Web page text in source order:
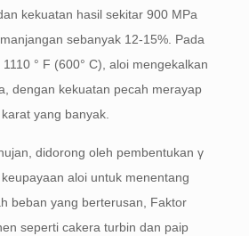
kekuatan hasil sekitar 900 MPa
sebanyak 12-15%. Pada
° F (600° C), aloi mengekalkan
dengan kekuatan pecah merayap
yang banyak.
didorong oleh pembentukan γ
aloi untuk menentang
beban yang berterusan, Faktor
seperti cakera turbin dan paip